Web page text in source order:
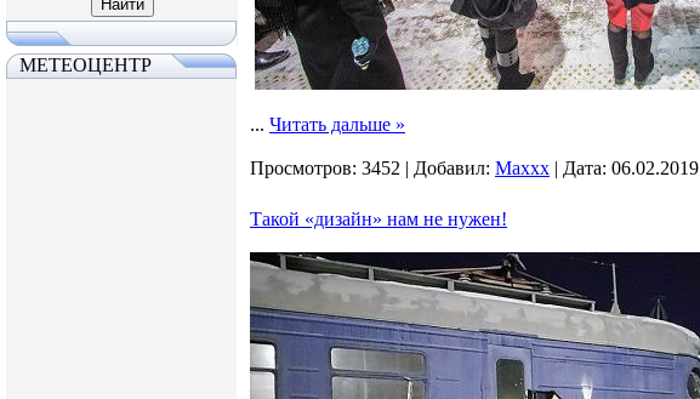
МЕТЕОЦЕНТР
... Читать дальше »
Просмотров: 3452 | Добавил: Maxxx | Дата: 06.02.2019
Такой «дизайн» нам не нужен!